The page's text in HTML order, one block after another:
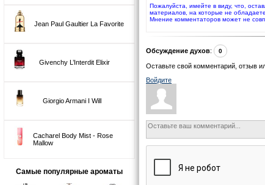
Jean Paul Gaultier La Favorite
Givenchy L’Interdit Elixir
Giorgio Armani I Will
Cacharel Body Mist - Rose
Mallow
Самые популярные ароматы
Пожалуйста, имейте в виду, что,
материалов, на которые не
Мнение комментаторов может не
Обсуждение духов: 0
Оставьте свой комментарий, отзыв
Войдите